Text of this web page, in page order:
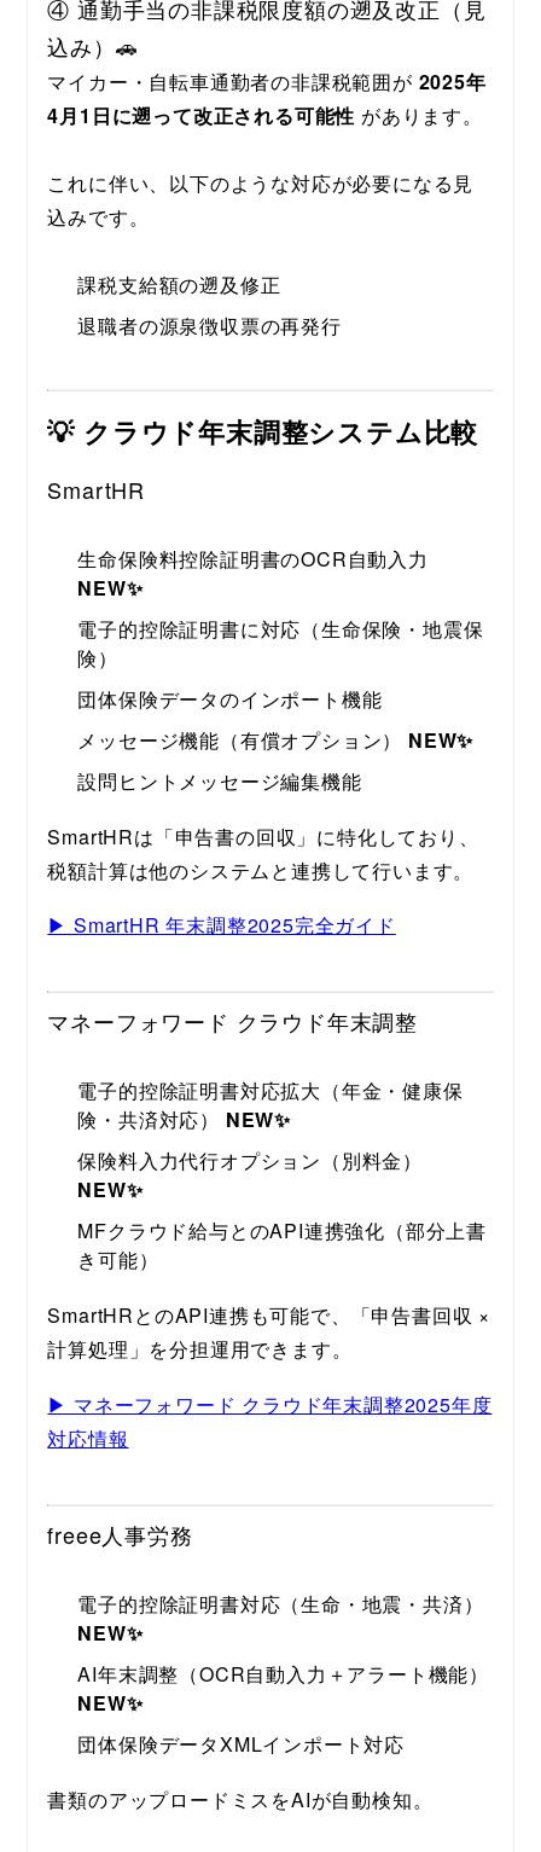
④ 通勤手当の非課税限度額の遡及改正（見
込み）🚗
マイカー・自転車通勤者の非課税範囲が 2025年
4月1日に遡って改正される可能性 があります。
これに伴い、以下のような対応が必要になる見
込みです。
課税支給額の遡及修正
退職者の源泉徴収票の再発行
💡 クラウド年末調整システム比較
SmartHR
生命保険料控除証明書のOCR自動入力
NEW✨
電子的控除証明書に対応（生命保険・地震保
険）
団体保険データのインポート機能
メッセージ機能（有償オプション） NEW✨
設問ヒントメッセージ編集機能
SmartHRは「申告書の回収」に特化しており、
税額計算は他のシステムと連携して行います。
▶ SmartHR 年末調整2025完全ガイド
マネーフォワード クラウド年末調整
電子的控除証明書対応拡大（年金・健康保
険・共済対応） NEW✨
保険料入力代行オプション（別料金）
NEW✨
MFクラウド給与とのAPI連携強化（部分上書
き可能）
SmartHRとのAPI連携も可能で、「申告書回収 ×
計算処理」を分担運用できます。
▶ マネーフォワード クラウド年末調整2025年度
対応情報
freee人事労務
電子的控除証明書対応（生命・地震・共済）
NEW✨
AI年末調整（OCR自動入力＋アラート機能）
NEW✨
団体保険データXMLインポート対応
書類のアップロードミスをAIが自動検知。